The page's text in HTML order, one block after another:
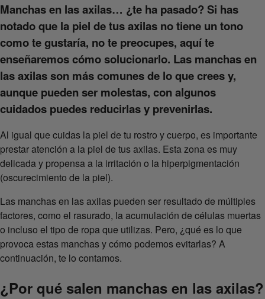
Manchas en las axilas… ¿te ha pasado? Si has
notado que la piel de tus axilas no tiene un tono
como te gustaría, no te preocupes, aquí te
enseñaremos cómo solucionarlo. Las manchas en
las axilas son más comunes de lo que crees y,
aunque pueden ser molestas, con algunos
cuidados puedes reducirlas y prevenirlas.
Al igual que cuidas la piel de tu rostro y cuerpo, es importante
prestar atención a la piel de tus axilas. Esta zona es muy
delicada y propensa a la irritación o la hiperpigmentación
(oscurecimiento de la piel).
Las manchas en las axilas pueden ser resultado de múltiples
factores, como el rasurado, la acumulación de células muertas
o incluso el tipo de ropa que utilizas. Pero, ¿qué es lo que
provoca estas manchas y cómo podemos evitarlas? A
continuación, te lo contamos.
¿Por qué salen manchas en las axilas?